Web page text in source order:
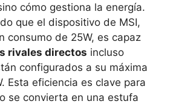
cómo gestiona la energía.
que el dispositivo de MSI,
consumo de 25W, es capaz
rivales directos incluso
configurados a su máxima
Esta eficiencia es clave para
se convierta en una estufa